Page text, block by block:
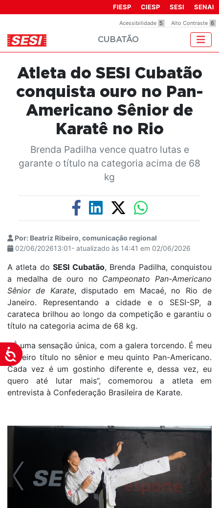
inclui
um
sistema
acessibilidade.
Acessibilidade
Acessibilidade 5 Alto Contraste 6
FIESP CIESP SESI SENAI
CUBATÃO
Atleta do SESI Cubatão
conquista ouro no Pan-
Americano Sênior de
Karatê no Rio
Brenda Padilha vence quatro lutas e
garante o título na categoria acima de 68
kg
Por: Beatriz Ribeiro, comunicação regional
02/06/202613:01- atualizado às 14:41 em 02/06/2026
A atleta doSESI Cubatão, Brenda Padilha, conquistou
a medalha de ouro no Campeonato Pan-Americano
Sênior de Karate, disputado em Macaé, no Rio de
Janeiro. Representando a cidade e o SESI-SP, a
carateca brilhou ao longo da competição e garantiu o
título na categoria acima de 68 kg.
“É uma sensação única, com a galera torcendo. É meu
terceiro título no sênior e meu quinto Pan-Americano.
Cada vez é um gostinho diferente e, dessa vez, eu
quero até lutar mais”, comemorou a atleta em
entrevista à Confederação Brasileira de Karate.